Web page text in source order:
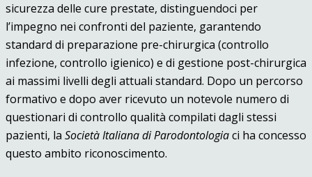
sicurezza delle cure prestate, distinguendoci per
l’impegno nei confronti del paziente, garantendo
standard di preparazione pre-chirurgica (controllo
infezione, controllo igienico) e di gestione post-chirurgica
ai massimi livelli degli attuali standard. Dopo un percorso
formativo e dopo aver ricevuto un notevole numero di
questionari di controllo qualità compilati dagli stessi
pazienti, la Società Italiana di Parodontologiaci ha concesso
questo ambito riconoscimento.